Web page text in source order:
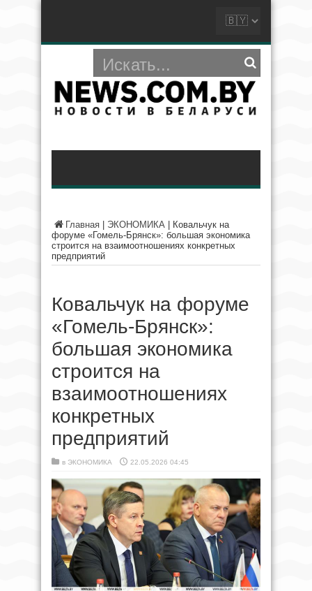
Главная ЭКОНОМИКА
Ковальчук на
форуме «Гомель-Брянск»: большая экономика
строится на взаимоотношениях конкретных
предприятий
Ковальчук на форуме
«Гомель-Брянск»:
большая экономика
строится на
взаимоотношениях
конкретных
предприятий
в ЭКОНОМИКА 22.05.2026 04:45